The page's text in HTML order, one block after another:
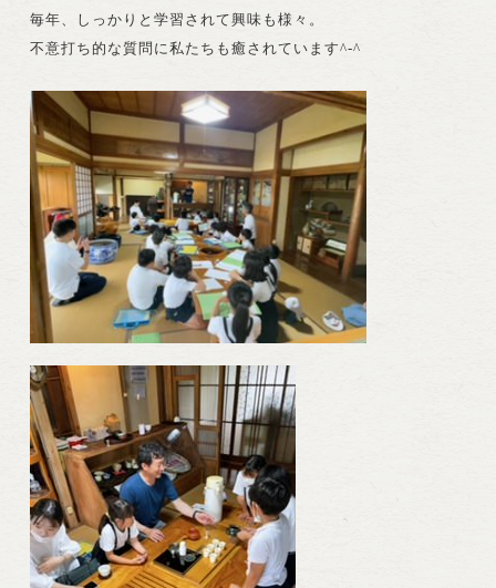
毎年、しっかりと学習されて興味も様々。
不意打ち的な質問に私たちも癒されています^-^